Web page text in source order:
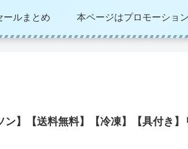
ールまとめ 本ページはプロモーショ
ン】【送料無料】【冷凍】【具付き